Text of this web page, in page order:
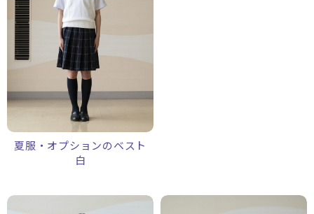
夏服・オプションのベスト
白